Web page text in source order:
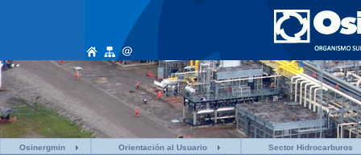
Osinergmin Orientación al Usuario Sector Hidrocarburos